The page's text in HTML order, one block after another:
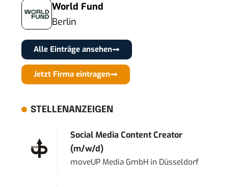
World Fund
Berlin
Alle Einträge ansehen
Jetzt Firma eintragen
STELLENANZEIGEN
Social Media Content Creator
(m/w/d)
moveUP Media GmbH in Düsseldorf